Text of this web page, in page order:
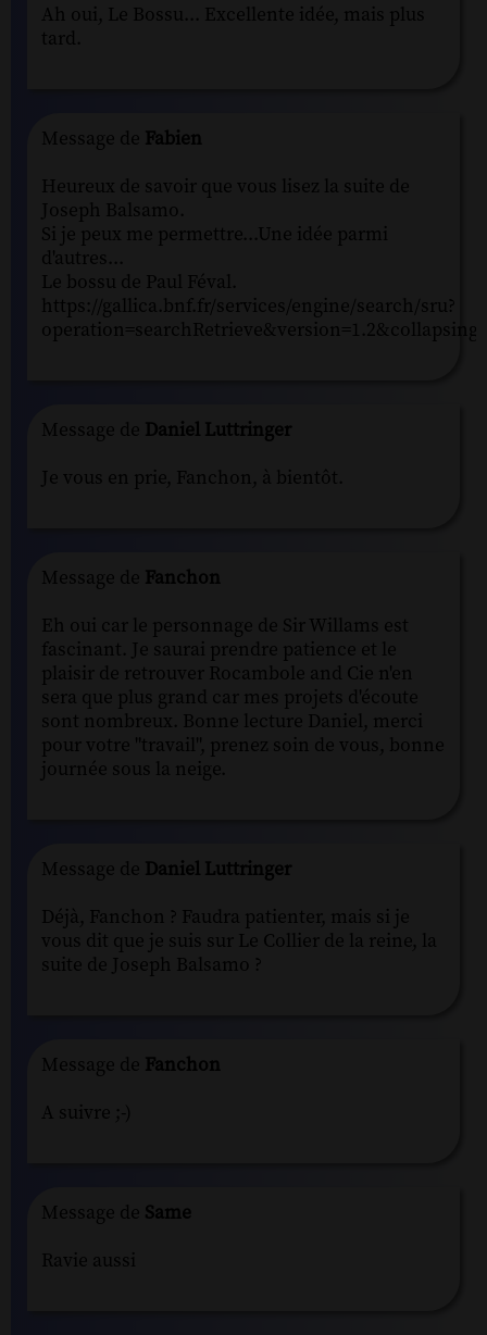
Ah oui, Le Bossu... Excellente idée, mais plus
tard.
Message de Fabien
Heureux de savoir que vous lisez la suite de
Joseph Balsamo.
Si je peux me permettre...Une idée parmi
d'autres...
Le bossu de Paul Féval.
https://gallica.bnf.fr/services/engine/search/sru?
Message de Daniel Luttringer
Je vous en prie, Fanchon, à bientôt.
Message de Fanchon
Eh oui car le personnage de Sir Willams est
fascinant. Je saurai prendre patience et le
plaisir de retrouver Rocambole and Cie n'en
sera que plus grand car mes projets d'écoute
sont nombreux. Bonne lecture Daniel, merci
pour votre "travail", prenez soin de vous, bonne
journée sous la neige.
Message de Daniel Luttringer
Déjà, Fanchon ? Faudra patienter, mais si je
vous dit que je suis sur Le Collier de la reine, la
suite de Joseph Balsamo ?
Message de Fanchon
A suivre ;-)
Message de Same
Ravie aussi